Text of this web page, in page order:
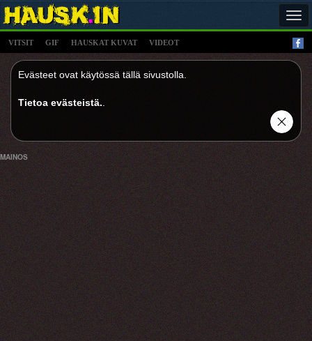
VITSIT GIF HAUSKAT KUVAT VIDEOT
Evästeet ovat käytössä tällä sivustolla.
Tietoa evästeistä.
MAINOS